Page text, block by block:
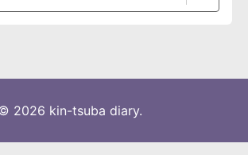
2026 kin-tsuba diary.